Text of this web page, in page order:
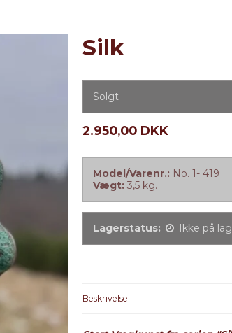
Silk
Solgt
2.950,00 DKK
Model/Varenr.: No. 1- 419
Vægt: 3,5 kg.
Lagerstatus: Ikke på
Beskrivelse